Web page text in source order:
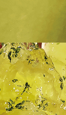
何かに縛ら
ライフスタ
情報をさらに
「
「
の一覧、プレ
クルーシブア